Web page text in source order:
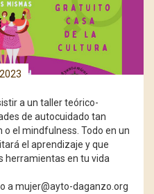
a un taller teórico-
de autocuidado tan
el mindfulness. Todo en un
el aprendizaje y que
herramientas en tu vida
a mujer@ayto-daganzo.org